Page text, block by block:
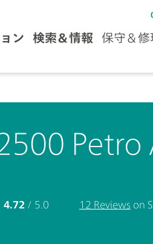
ン 検索＆情報 保守＆修
4.72 / 5.0 12 Reviews on